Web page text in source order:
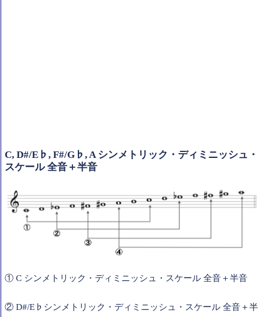
C, D#/E♭, F#/G♭, A シンメトリック・ディミニッシュ・
スケール 全音＋半音
① C シンメトリック・ディミニッシュ・スケール 全音＋半音
② D#/E♭シンメトリック・ディミニッシュ・スケール 全音＋半